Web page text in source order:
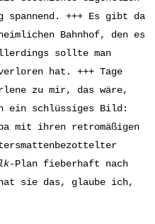
spannend. +++ Es gibt da
Bahnhof, den es
sollte man
hat. +++ Tage
zu mir, das wäre,
ein schlüssiges Bild:
mit ihren retromäßigen
-Plan fieberhaft nach
hat sie das, glaube ich,